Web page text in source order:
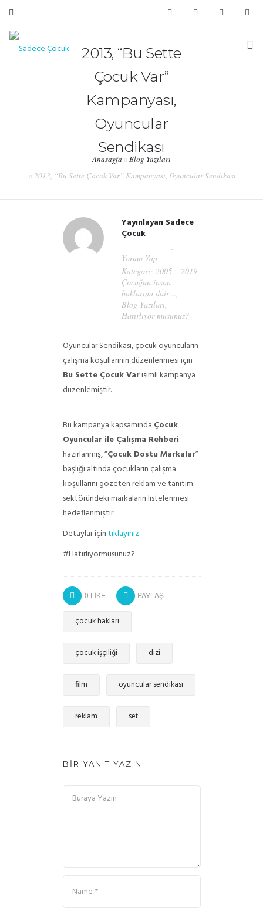
#HATIRLIYORMUSUNUZ?
DESTEK
2013, “Bu Sette
Çocuk Var”
Kampanyası,
Oyuncular
Sendikası
Anasayfa
Blog Yazıları
2013, “Bu Sette Çocuk Var” Kampanyası, Oyuncular Sendikası
Yayınlayan Sadece
Çocuk
Yorum Yap
Kategori: 2005 – 2019
Çocuğun insan
haklarına dair…,
Blog Yazıları,
Hatırlıyor musunuz?
Oyuncular Sendikası, çocuk oyuncuların
çalışma koşullarının düzenlenmesi için
Bu Sette Çocuk Varisimli kampanya
düzenlemiştir.
Bu kampanya kapsamında Çocuk
Oyuncular ile Çalışma Rehberi
hazırlanmış, “Çocuk Dostu Markalar”
başlığı altında çocukların çalışma
koşullarını gözeten reklam ve tanıtım
sektöründeki markaların listelenmesi
hedeflenmiştir.
Detaylar içintıklayınız.
#Hatırlıyormusunuz?
0 LIKE PAYLAŞ
çocuk hakları
çocuk işçiliği dizi
film oyuncular sendikası
reklam set
BIR YANIT YAZIN